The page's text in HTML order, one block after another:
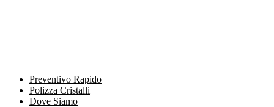
Preventivo Rapido
Polizza Cristalli
Dove Siamo